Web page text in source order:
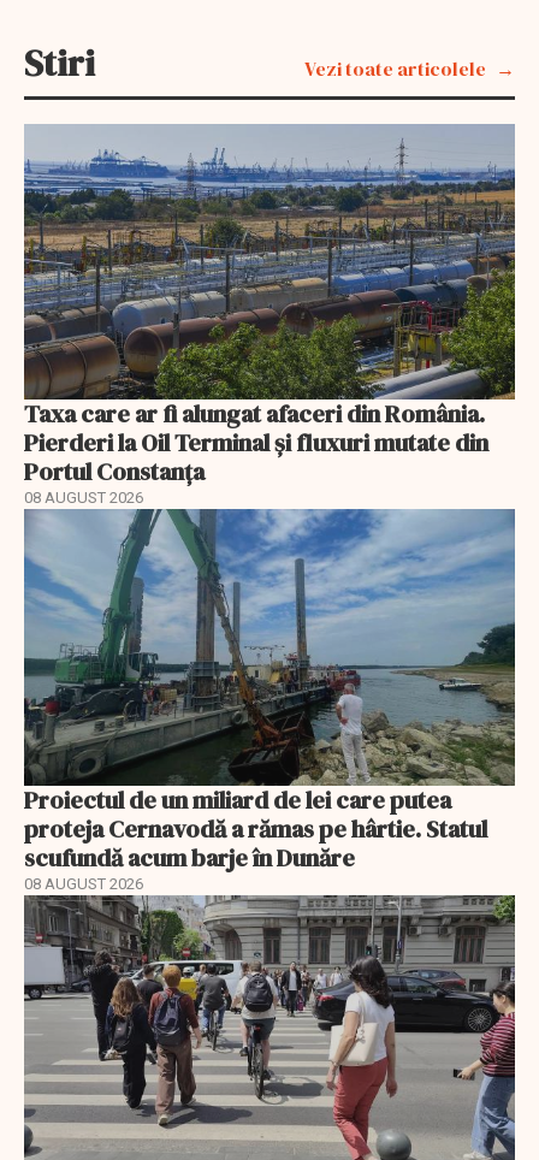
Stiri Vezi toate articolele
Taxa care ar fi alungat afaceri din România.
Pierderi la Oil Terminal și fluxuri mutate din
Portul Constanța
08 AUGUST 2026
Proiectul de un miliard de lei care putea
proteja Cernavodă a rămas pe hârtie. Statul
scufundă acum barje în Dunăre
08 AUGUST 2026